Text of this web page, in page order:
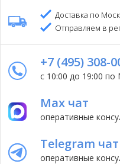
Доставка по
Отправляем в
+7 (495) 308-
с 10:00 до 19:00 по
Max чат
оперативные
Telegram чат
оперативные